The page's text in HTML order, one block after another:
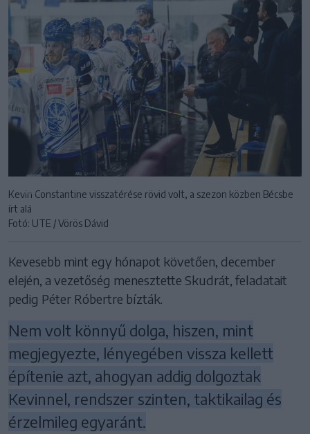
Kevin Constantine visszatérése rövid volt, a szezon közben Bécsbe
írt alá
Fotó: UTE / Vörös Dávid
Kevesebb mint egy hónapot követően, december
elején, a vezetőség menesztette Skudrát, feladatait
pedig Péter Róbertre bízták.
Nem volt könnyű dolga, hiszen, mint
megjegyezte, lényegében vissza kellett
építenie azt, ahogyan addig dolgoztak
Kevinnel, rendszer szinten, taktikailag és
érzelmileg egyaránt.